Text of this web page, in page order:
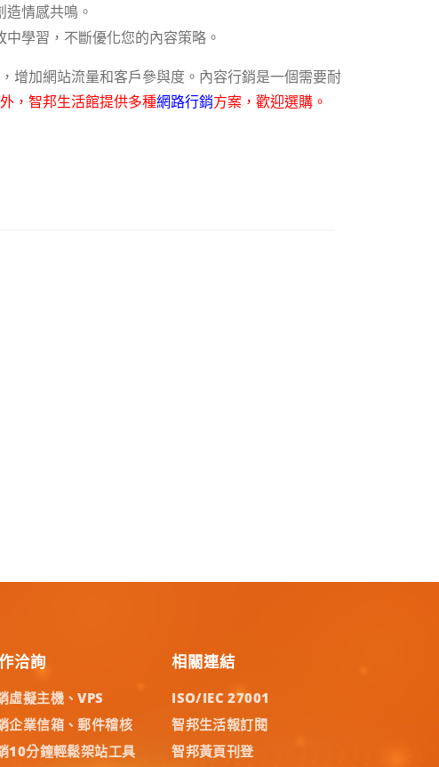
造情感共鳴。
中學習，不斷優化您的內容策略。
增加網站流量和客戶參與度。內容行銷是一個需要耐
，智邦生活館提供多種網路行銷方案，歡迎選購。
洽詢
虛擬主機、VPS
企業信箱、郵件稽核
10分鐘輕鬆架站工具
相關連結
ISO/IEC 27001
智邦生活報訂閱
智邦黃頁刊登